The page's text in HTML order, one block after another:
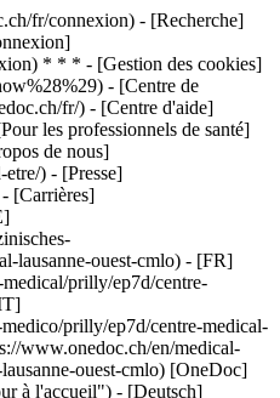
fr/connexion) - [Recherche]
* * * - [Gestion des cookies]
- [Centre de
fr/) - [Centre d'aide]
les professionnels de santé]
de nous]
) - [Presse]
[Carrières]
lausanne-ouest-cmlo) - [FR]
prilly/ep7d/centre-
prilly/ep7d/centre-medical-
www.onedoc.ch/en/medical-
ouest-cmlo) [OneDoc]
à l'accueil") - [Deutsch]